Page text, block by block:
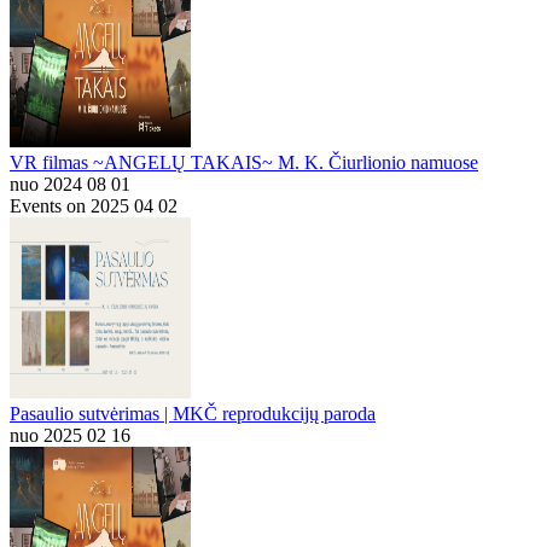
VR filmas ~ANGELŲ TAKAIS~ M. K. Čiurlionio namuose
nuo 2024 08 01
Events on 2025 04 02
Pasaulio sutvėrimas | MKČ reprodukcijų paroda
nuo 2025 02 16